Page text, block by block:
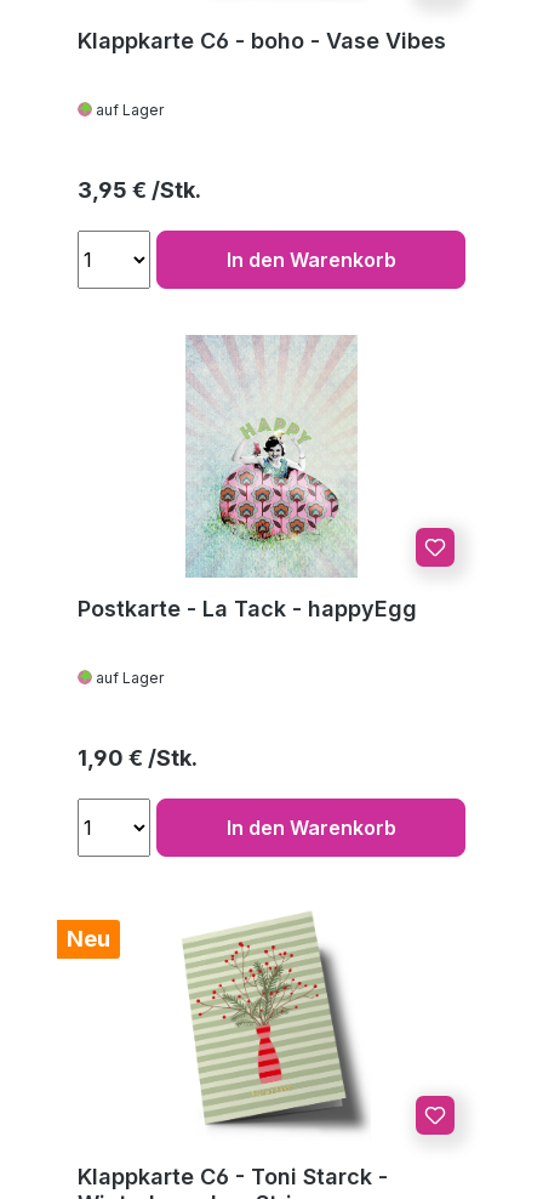
Klappkarte C6 - boho - Vase Vibes
auf Lager
Regulärer Preis:
3,95 €
In den Warenkorb
Postkarte - La Tack - happyEgg
auf Lager
Regulärer Preis:
1,90 €
In den Warenkorb
Neu
Klappkarte C6 - Toni Starck -